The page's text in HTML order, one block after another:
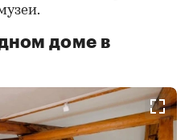
доме в